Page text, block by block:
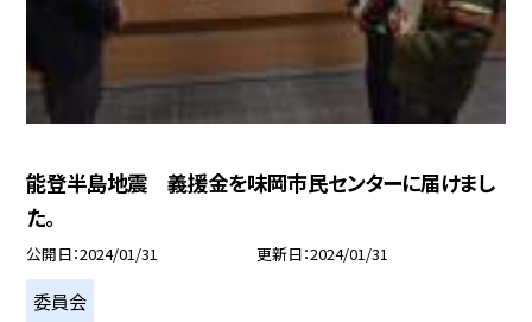
能登半島地震 義援金を味岡市民センターに届けまし
た。
公開日 2024/01/31 更新日 2024/01/31
委員会